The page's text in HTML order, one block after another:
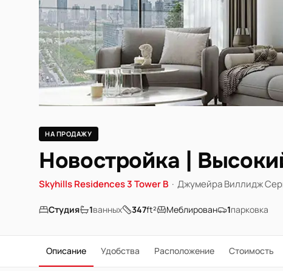
НА ПРОДАЖУ
Новостройка |
Skyhills Residences 3 Tower B · Джумейра Виллидж
Студия 1ванных 347ft² Меблирован 1парковка
Описание Удобства Расположение Стоимость